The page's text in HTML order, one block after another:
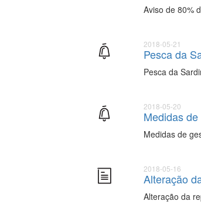
Aviso de 80%
2018-05-21
Pesca da
Pesca da
2018-05-20
Medidas
Medidas de
2018-05-16
Alteração
Alteração da